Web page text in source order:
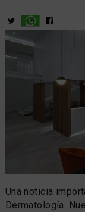
Una noticia
Dermatología.